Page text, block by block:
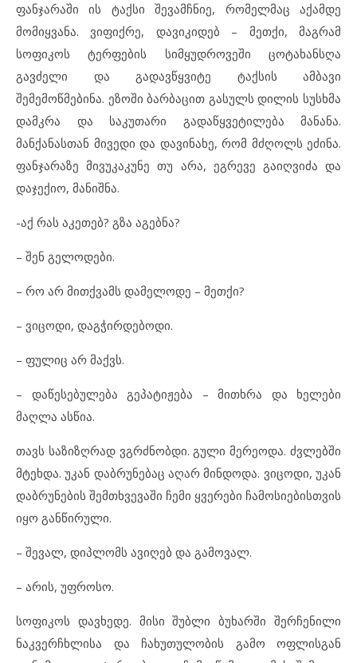
ფანჯარაში ის ტაქსი შევამჩნიე, რომელმაც აქამდე
მომიყვანა. ვიფიქრე, დავიკიდებ – მეთქი, მაგრამ
სოფიკოს ტერფების სიმყუდროვეში ცოტახანსღა
გავძელი და გადავწყვიტე ტაქსის ამბავი
შემემოწმებინა. ეზოში ბარბაცით გასულს დილის სუსხმა
დამკრა და საკუთარი გადაწყვეტილება მანანა.
მანქანასთან მივედი და დავინახე, რომ მძღოლს ეძინა.
ფანჯარაზე მივუკაკუნე თუ არა, ეგრევე გაიღვიძა და
დაჯექიო, მანიშნა.
-აქ რას აკეთებ? გზა აგებნა?
– შენ გელოდები.
– რო არ მითქვამს დამელოდე – მეთქი?
– ვიცოდი, დაგჭირდებოდი.
– ფულიც არ მაქვს.
– დაწესებულება გეპატიჟება – მითხრა და ხელები
მაღლა ასწია.
თავს საზიზღრად ვგრძნობდი. გული მერეოდა. ძვლებში
მტეხდა. უკან დაბრუნებაც აღარ მინდოდა. ვიცოდი, უკან
დაბრუნების შემთხვევაში ჩემი ყვერები ჩამოსიებისთვის
იყო განწირული.
– შევალ, დიპლომს ავიღებ და გამოვალ.
– არის, უფროსო.
სოფიკოს დავხედე. მისი შუბლი ბუხარში შერჩენილი
ნაკვერჩხლისა და ჩახუთულობის გამო ოფლისგან